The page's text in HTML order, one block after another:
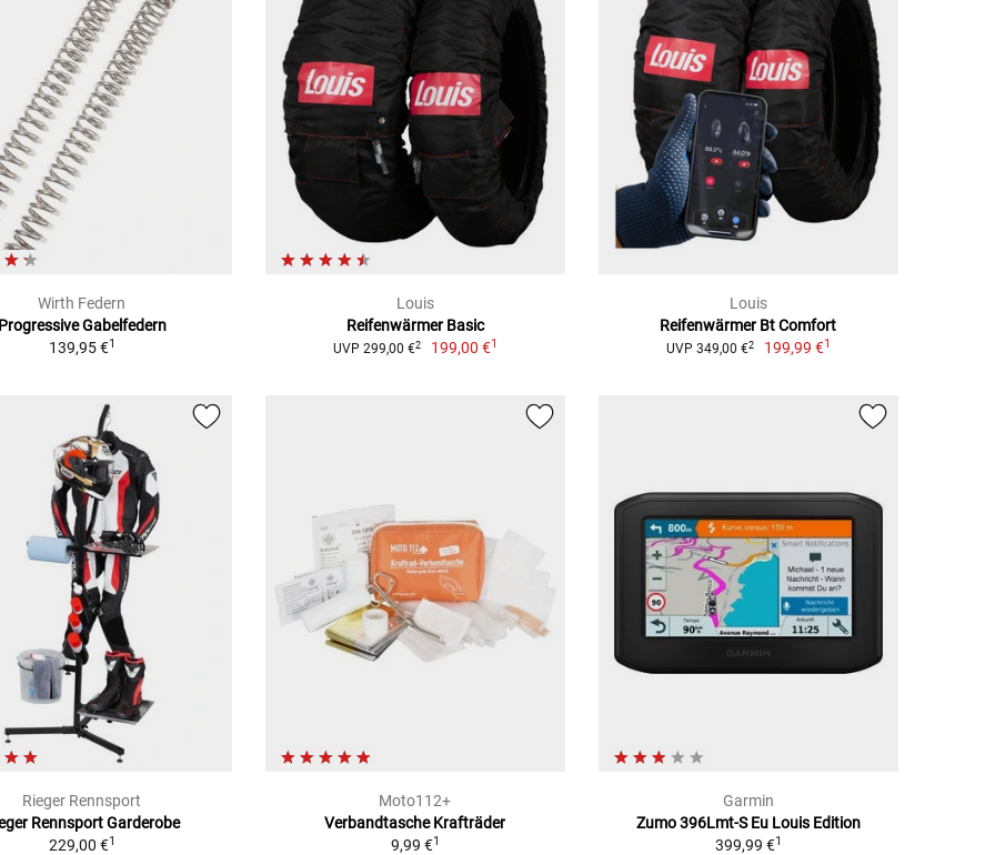
Wirth Federn
Gabelfedern
139,95 €1
Louis
Reifenwärmer Basic
UVP 299,00 €2 199,00 €1
Louis
Reifenwärmer Bt Comfort
UVP 349,00 €2 199,99 €1
Rieger Rennsport
Rennsport Garderobe
229,00 €1
Moto112+
Verbandtasche Krafträder
9,99 €1
Garmin
Zumo 396Lmt-S Eu Louis Edition
399,99 €1